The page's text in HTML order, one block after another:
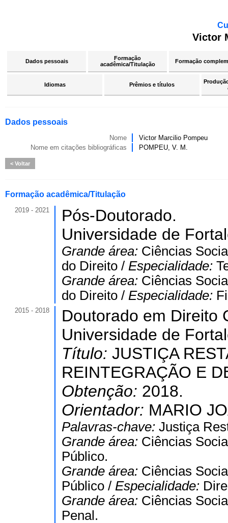
Victor
Dados pessoais
Formação
acadêmica/Titulação
Formação
Idiomas Prêmios e títulos
Dados pessoais
Nome
Victor Marcilio Pompeu
Nome em citações bibliográficas
POMPEU, V. M.
Voltar
Formação acadêmica/Titulação
2019 - 2021
Pós-Doutorado.
Universidade de
Grande área: Ciências
do Direito / Especialidade:
Grande área: Ciências
do Direito / Especialidade:
2015 - 2018
Doutorado em Direito
Universidade de
Título: JUSTIÇA
REINTEGRAÇÃO E
Obtenção: 2018.
Orientador: MARIO
Palavras-chave: Justiça
Grande área: Ciências
Público.
Grande área: Ciências
Público / Especialidade:
Grande área: Ciências
Penal.